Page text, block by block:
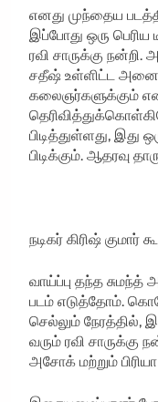
எனது முந்தைய
இப்போது ஒரு
ரவி சாருக்கு
சதீஷ் உள்ளிட்ட
கலைஞர்களுக்கும்
பிடித்துள்ளது, இது
பிடிக்கும். ஆதரவு
நடிகர் கிரிஷ் குமார்
வாய்ப்பு தந்த சுமந்த்
படம் எடுத்தோம்.
செல்லும் நேரத்தில்,
வரும் ரவி சாருக்கு
அசோக் மற்றும்